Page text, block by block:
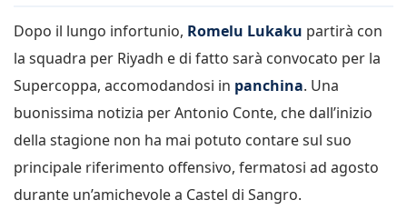
Dopo il lungo infortunio, Romelu Lukaku partirà con
la squadra per Riyadh e di fatto sarà convocato per la
Supercoppa, accomodandosi in panchina. Una
buonissima notizia per Antonio Conte, che dall’inizio
della stagione non ha mai potuto contare sul suo
principale riferimento offensivo, fermatosi ad agosto
durante un’amichevole a Castel di Sangro.